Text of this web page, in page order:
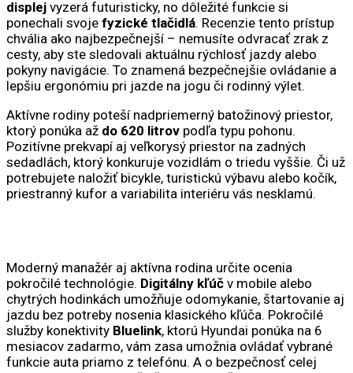
displej vyzerá futuristicky, no dôležité funkcie si
ponechali svoje fyzické tlačidlá. Recenzie tento prístup
chvália ako najbezpečnejší – nemusíte odvracať zrak z
cesty, aby ste sledovali aktuálnu rýchlosť jazdy alebo
pokyny navigácie. To znamená bezpečnejšie ovládanie a
lepšiu ergonómiu pri jazde na jogu či rodinný výlet.
Aktívne rodiny poteší nadpriemerný batožinový priestor,
ktorý ponúka až do 620 litrov podľa typu pohonu.
Pozitívne prekvapí aj veľkorysý priestor na zadných
sedadlách, ktorý konkuruje vozidlám o triedu vyššie. Či už
potrebujete naložiť bicykle, turistickú výbavu alebo kočík,
priestranný kufor a variabilita interiéru vás nesklamú.
Moderný manažér aj aktívna rodina určite ocenia
pokročilé technológie. Digitálny kľúč v mobile alebo
chytrých hodinkách umožňuje odomykanie, štartovanie aj
jazdu bez potreby nosenia klasického kľúča. Pokročilé
služby konektivity Bluelink, ktorú Hyundai ponúka na 6
mesiacov zadarmo, vám zasa umožnia ovládať vybrané
funkcie auta priamo z telefónu. A o bezpečnosť celej